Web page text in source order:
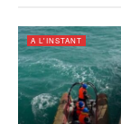
A L'INSTANT